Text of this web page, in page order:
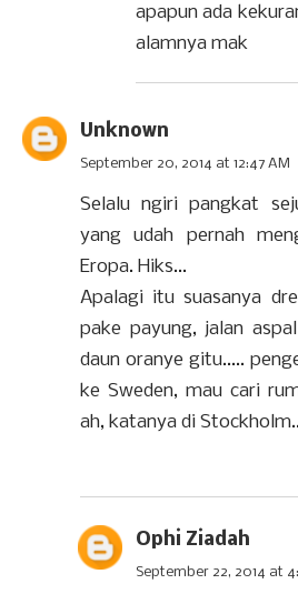
apapun ada
alamnya mak
Unknown
September 20, 2014 at 12:47 AM
Selalu ngiri pangkat
yang udah pernah
Eropa. Hiks...
Apalagi itu suasanya
pake payung, jalan
daun oranye gitu.....
ke Sweden, mau cari
ah, katanya di
Ophi Ziadah
September 22, 2014 at